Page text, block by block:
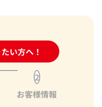
い方へ！
せフォーム
2
お客様情報